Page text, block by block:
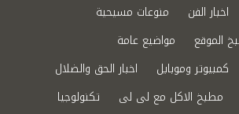
اخبار الفن
منوعات مسيحية
الموقع
مواضيع عامة
كمبيوتر وموبايل
اخبار الحق والضلال
مطبخ الاكل مع لى لى تكنولوجيا